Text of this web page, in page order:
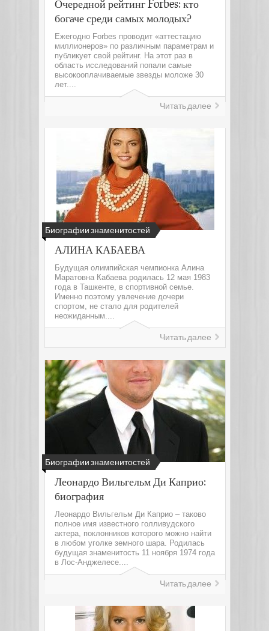
Очередной рейтинг Forbes: кто
богаче среди самых молодых?
Ежегодно Forbes проводит «аттестацию
миллионеров» по различным параметрам и
публикует свой рейтинг. На этот раз в
область исследований попали самые
высокооплачиваемые звезды моложе 30
лет....
Читать далее
Биографии знаменитостей
АЛИНА КАБАЕВА
Будущая олимпийская чемпионка Алина
Маратовна Кабаева родилась 12 мая 1983
года в Ташкенте, в спортивной семье.
Именно поэтому увлечение дочери
спортом, не стало для родителей
неожиданным....
Читать далее
Биографии знаменитостей
Леонардо Вильгельм Ди Каприо:
биография
Леонардо Вильгельм Ди Каприо – таково
полное имя известного голливудского
актера, поклонников которого можно найти
в любом уголке земного шара. Родилась
будущая знаменитость 11 ноября 1974 года
в Лос-Анджелесе....
Читать далее